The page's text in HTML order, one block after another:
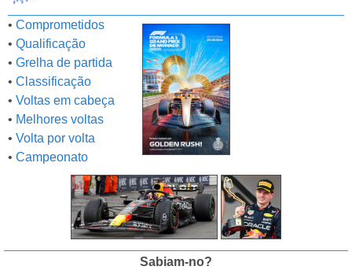
• Comprometidos
• Qualificação
• Grelha de partida
• Classificação
• Voltas em cabeça
• Melhores voltas
• Volta por volta
• Campeonato
Sabiam-no?